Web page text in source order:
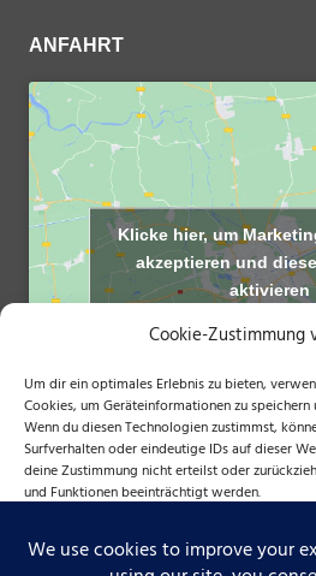
Cookie-Zustimmung
Um dir ein optimales Erlebnis zu bieten,
Cookies, um Geräteinformationen zu
Wenn du diesen Technologien zustimmst,
Surfverhalten oder eindeutige IDs auf dieser
deine Zustimmung nicht erteilst oder
und Funktionen beeinträchtigt werden.
ANFAHRT
Klicke hier, um
akzeptieren und
aktivieren
NÜTZLICHE LINKS
Bayerischer Tennisverband